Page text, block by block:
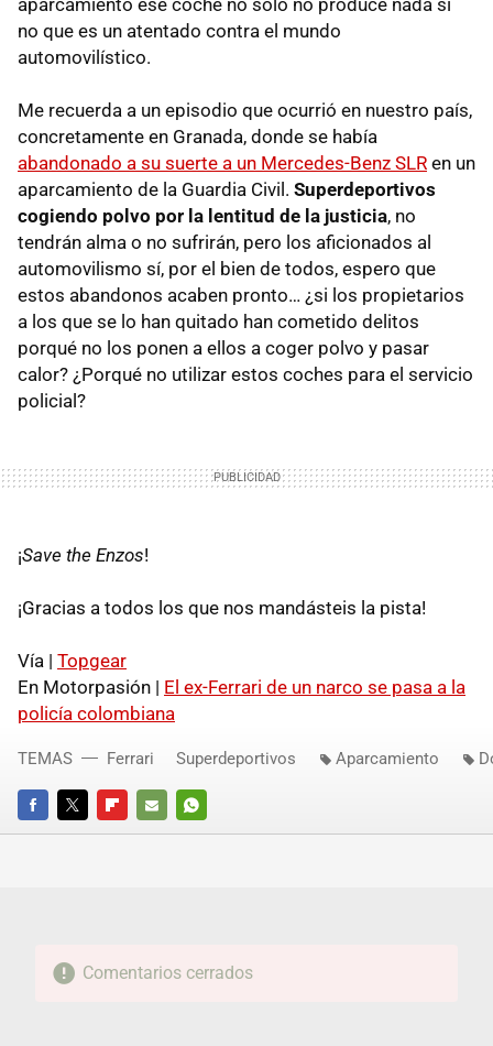
no que es un atentado contra el mundo
automovilístico.
Me recuerda a un episodio que ocurrió en nuestro país,
concretamente en Granada, donde se había
abandonado a su suerte a un Mercedes-Benz SLR en un
aparcamiento de la Guardia Civil. Superdeportivos
cogiendo polvo por la lentitud de la justicia, no
tendrán alma o no sufrirán, pero los aficionados al
automovilismo sí, por el bien de todos, espero que
estos abandonos acaben pronto… ¿si los propietarios
a los que se lo han quitado han cometido delitos
porqué no los ponen a ellos a coger polvo y pasar
calor? ¿Porqué no utilizar estos coches para el servicio
policial?
¡Save the Enzos!
¡Gracias a todos los que nos mandásteis la pista!
Vía | Topgear
En Motorpasión | El ex-Ferrari de un narco se pasa a la
policía colombiana
FACEBOOKTWITTERFLIPBOARD
E-
WHATSAPP
TEMAS Ferrari Superdeportivos Aparcamiento
Comentarios cerrados